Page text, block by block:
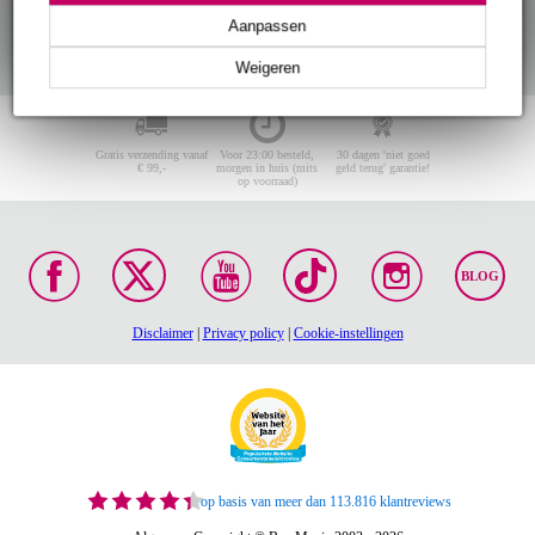
Weigeren
Aanpassen
Gratis verzending vanaf
€ 99,-
Voor 23:00 besteld,
morgen in huis (mits
op voorraad)
30 dagen 'niet goed
geld terug' garantie!
BLOG
Disclaimer| Privacy policy| Cookie-instellingen
op basis van meer dan 113.816 klantreviews